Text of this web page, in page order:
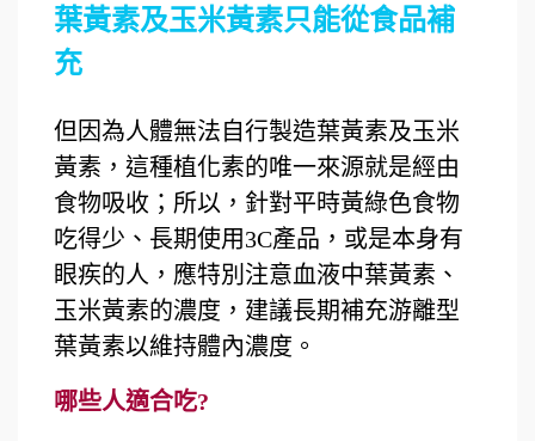
葉黃素及玉米黃素只能從食品補
充
但因為人體無法自行製造葉黃素及玉米
黃素，這種植化素的唯一來源就是經由
食物吸收；所以，針對平時黃綠色食物
吃得少、長期使用3C產品，或是本身有
眼疾的人，應特別注意血液中葉黃素、
玉米黃素的濃度，建議長期補充游離型
葉黃素以維持體內濃度。
哪些人適合吃?